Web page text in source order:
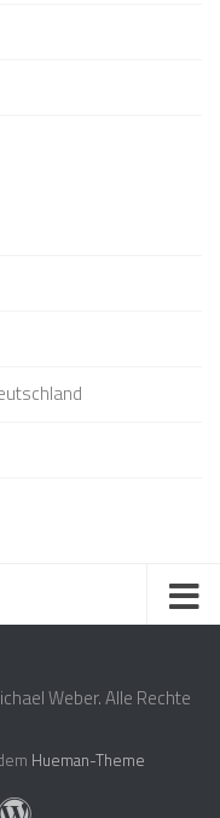
Weber. Alle Rechte
Hueman-Theme